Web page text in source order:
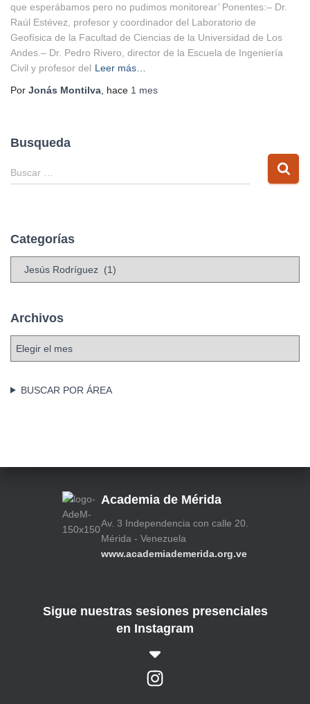
que esperábamos pero no pudimos monitorear’ Ponentes:– Dr.
Raúl Estévez, profesor y coordinador del Laboratorio de
Geofísica de la Facultad de Ciencias de la Universidad de Los
Andes.– Dr. Pedro Rivero, director de la Escuela de Ingeniería
Civil y profesor del Leer más…
Por Jonás Montilva , hace 1 mes
Busqueda
B
u
r
:
Buscar …
Categorías
g
o
a
Archivos
h BUSCAR POR ÁREA
Academia de Mérida
Av. 3 Independencia con calle 20.
Mérida - Venezuela
www.academiademerida.org.ve
Sigue nuestras sesiones presenciales
en Instagram